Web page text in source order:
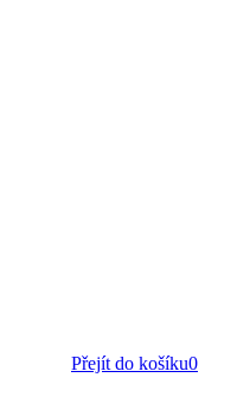
Přejít do košíku0